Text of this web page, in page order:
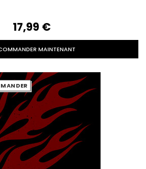
17,99‎ ‎€
MAINTENANT